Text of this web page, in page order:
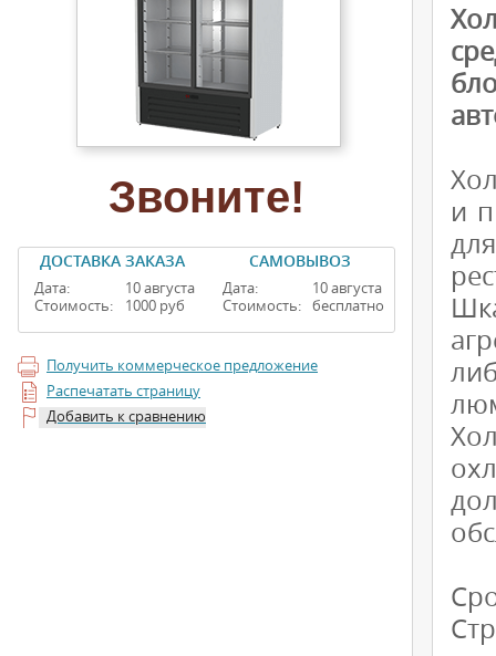
Звоните!
ДОСТАВКА ЗАКАЗА
Дата:
Стоимость:
10 августа
1000 руб
САМОВЫВОЗ
Дата:
Стоимость:
10 августа
бесплатно
Получить коммерческое предложение
Распечатать страницу
Добавить к сравнению
и